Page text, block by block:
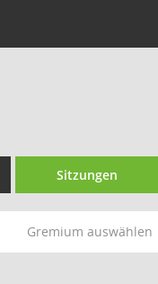
Sitzungen
Gremium auswählen